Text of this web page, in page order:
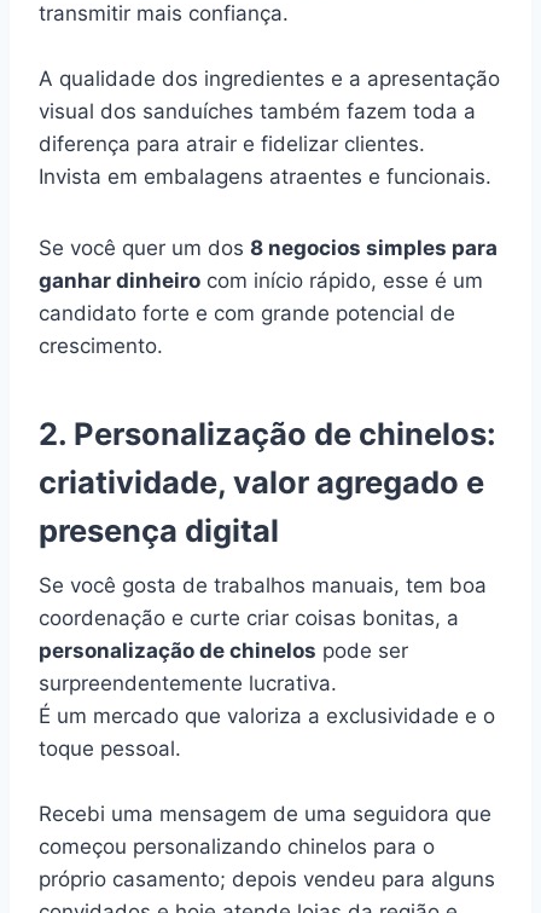
transmitir mais confiança.
A qualidade dos ingredientes e a apresentação
visual dos sanduíches também fazem toda a
diferença para atrair e fidelizar clientes.
Invista em embalagens atraentes e funcionais.
Se você quer um dos 8 negocios simples para
ganhar dinheiro com início rápido, esse é um
candidato forte e com grande potencial de
crescimento.
2. Personalização de chinelos:
criatividade, valor agregado e
presença digital
Se você gosta de trabalhos manuais, tem boa
coordenação e curte criar coisas bonitas, a
personalização de chinelos pode ser
surpreendentemente lucrativa.
É um mercado que valoriza a exclusividade e o
toque pessoal.
Recebi uma mensagem de uma seguidora que
começou personalizando chinelos para o
próprio casamento; depois vendeu para alguns